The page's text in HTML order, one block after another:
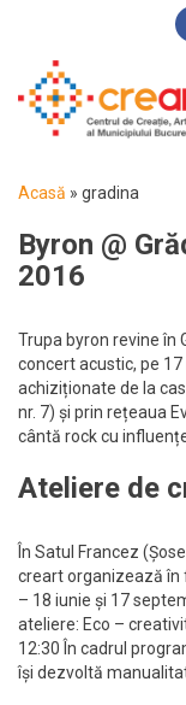
Acasă » gradina
Byron @
2016
Trupa byron revine în
concert acustic, pe
achiziționate de la
nr. 7) și prin rețeaua
cântă rock cu
Ateliere de
În Satul Francez
creart organizează în
– 18 iunie și 17
ateliere: Eco –
12:30 În cadrul
își dezvoltă